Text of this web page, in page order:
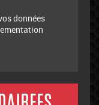
données